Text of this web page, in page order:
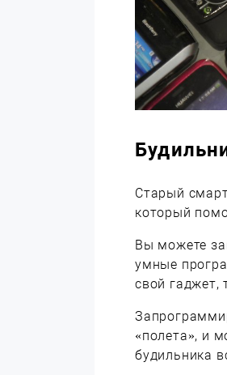
Старый
который
Вы можете
умные
свой гаджет,
«полета», и
будильника